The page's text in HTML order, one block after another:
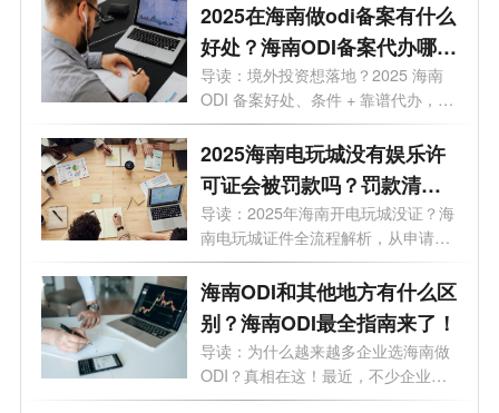
2025在海南做odi备案有什么
好处？海南ODI备案代办哪家
靠谱？一文了解
导读：境外投资想落地？2025 海南
ODI 备案好处、条件 + 靠谱代办，全
给你整...
2025海南电玩城没有娱乐许
可证会被罚款吗？罚款清单
+避坑指南
导读：2025年海南开电玩城没证？海
南电玩城证件全流程解析，从申请到
拿证...
海南ODI和其他地方有什么区
别？海南ODI最全指南来了！
导读：为什么越来越多企业选海南做
ODI？真相在这！最近，不少企业老
板正在...